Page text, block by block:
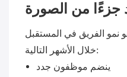
جزءًا من الصورة
خلال الأشهر التالية:
ينضم موظفون جدد